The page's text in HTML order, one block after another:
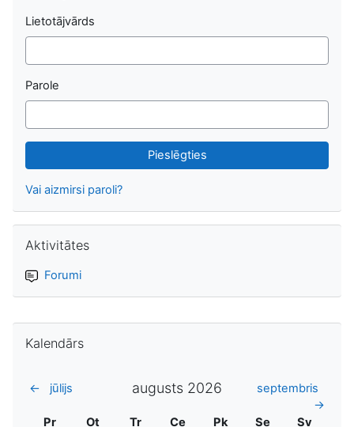
Lietotājvārds
Parole
Vai aizmirsi paroli?
Aktivitātes
Forumi
Kalendārs
← jūlijs augusts 2026
septembris
→
Pirmdiena
Pr Otrdiena
Ot Trešdiena
Tr Ceturtdiena
Ce Piektdiena
Pk Sestdiena
Se Svētdiena
Sv